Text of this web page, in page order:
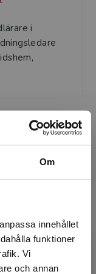
Om
innehållet
funktioner
Vi
och annan
i
för
d...